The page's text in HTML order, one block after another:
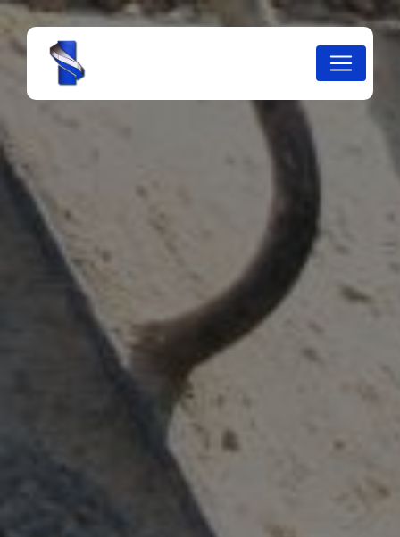
Panneau de gestion des cookies